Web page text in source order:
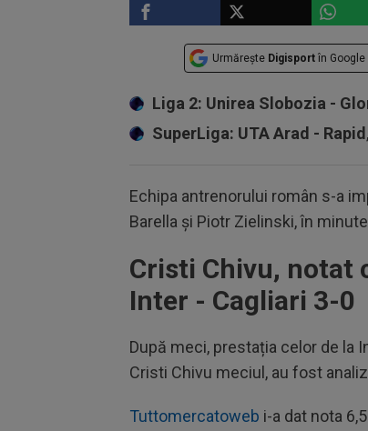
Urmărește Digisport în
Liga 2: Unirea Slobozia -
SuperLiga: UTA Arad - Rapid
Echipa antrenorului român s-a
Barella și Piotr Zielinski, în
Cristi Chivu, notat
Inter - Cagliari 3-0
După meci, prestația celor de la
Cristi Chivu meciul, au fost
Tuttomercatoweb i-a dat nota